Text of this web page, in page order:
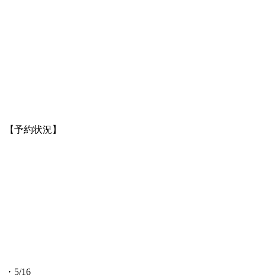
【予約状況】
・5/16